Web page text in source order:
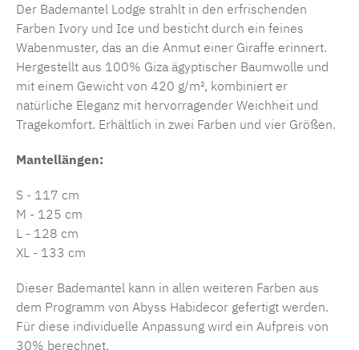
Der Bademantel Lodge strahlt in den erfrischenden
Farben Ivory und Ice und besticht durch ein feines
Wabenmuster, das an die Anmut einer Giraffe erinnert.
Hergestellt aus 100% Giza ägyptischer Baumwolle und
mit einem Gewicht von 420 g/m², kombiniert er
natürliche Eleganz mit hervorragender Weichheit und
Tragekomfort. Erhältlich in zwei Farben und vier Größen.
Mantellängen:
S - 117 cm
M - 125 cm
L - 128 cm
XL - 133 cm
Dieser Bademantel kann in allen weiteren Farben aus
dem Programm von Abyss Habidecor gefertigt werden.
Für diese individuelle Anpassung wird ein Aufpreis von
30% berechnet.